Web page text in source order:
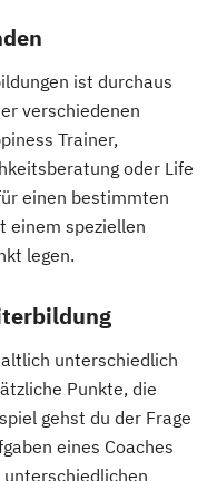
mit
ist durchaus
verschiedenen
Trainer,
oder Life
einen bestimmten
einem speziellen
legen.
unterschiedlich
Punkte, die
gehst du der Frage
eines Coaches